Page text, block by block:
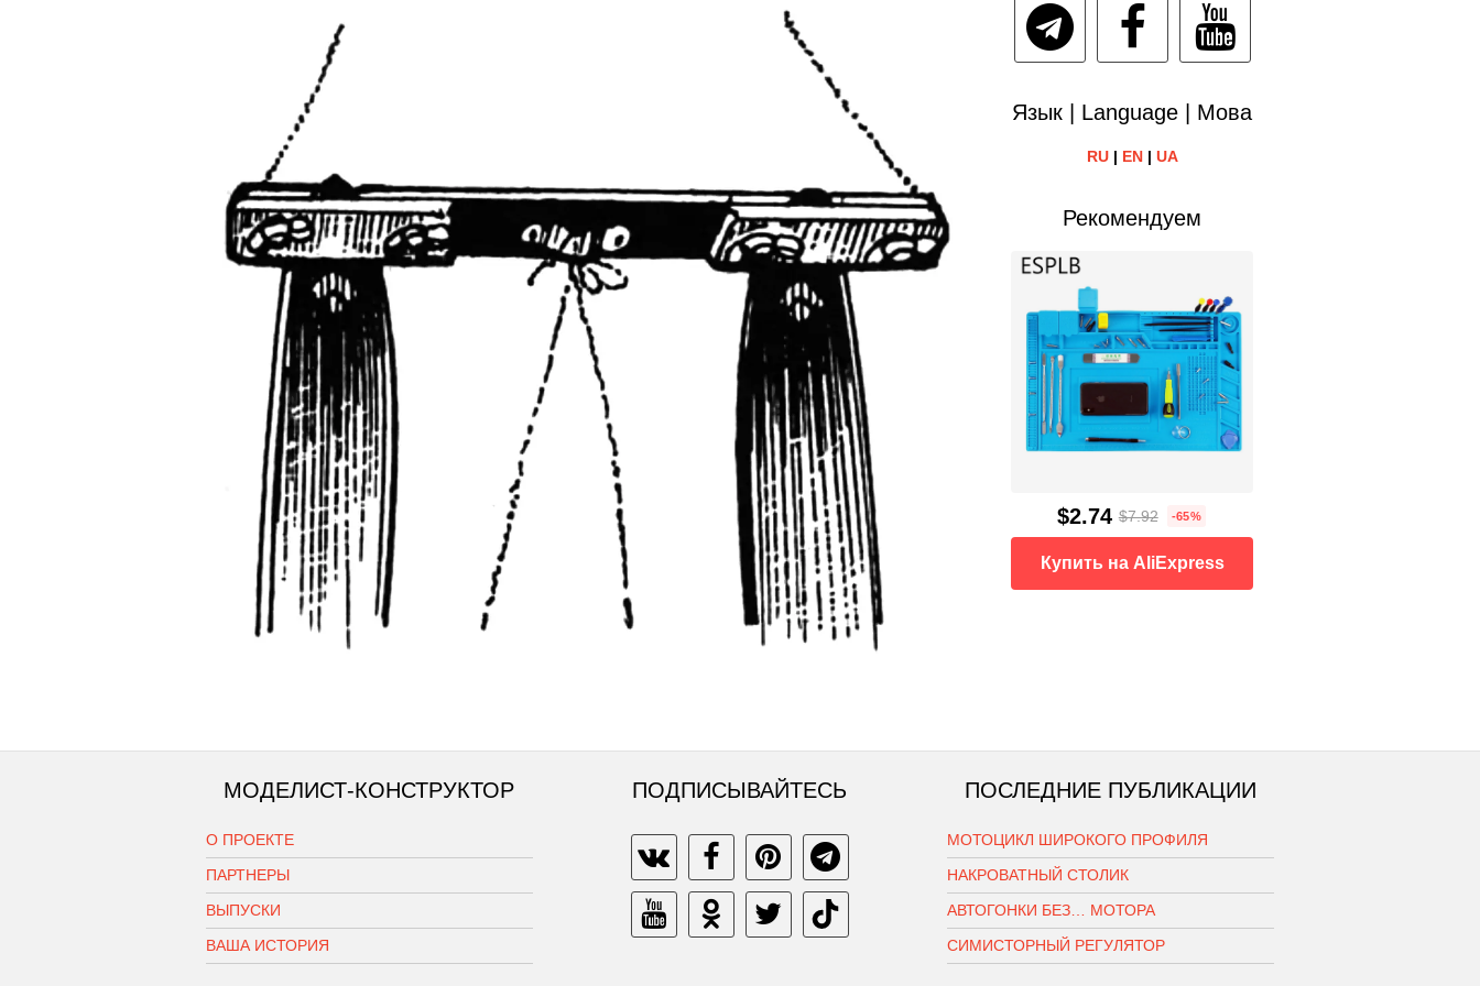
Язык | Language | Мова
RU| EN| UA
Рекомендуем
$2.74 $7.92 -65%
Купить на AliExpress
МОДЕЛИСТ-КОНСТРУКТОР
О ПРОЕКТЕ
ПАРТНЕРЫ
ВЫПУСКИ
ВАША ИСТОРИЯ
ПОДПИСЫВАЙТЕСЬ ПОСЛЕДНИЕ ПУБЛИКАЦИИ
МОТОЦИКЛ ШИРОКОГО ПРОФИЛЯ
НАКРОВАТНЫЙ СТОЛИК
АВТОГОНКИ БЕЗ… МОТОРА
СИМИСТОРНЫЙ РЕГУЛЯТОР